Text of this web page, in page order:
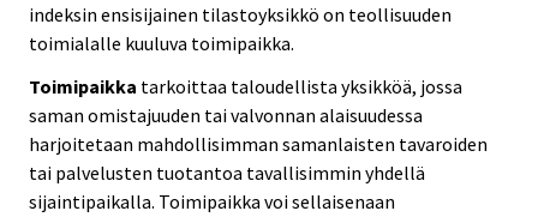
indeksin ensisijainen tilastoyksikkö on teollisuuden
toimialalle kuuluva toimipaikka.
Toimipaikka tarkoittaa taloudellista yksikköä, jossa
saman omistajuuden tai valvonnan alaisuudessa
harjoitetaan mahdollisimman samanlaisten tavaroiden
tai palvelusten tuotantoa tavallisimmin yhdellä
sijaintipaikalla. Toimipaikka voi sellaisenaan